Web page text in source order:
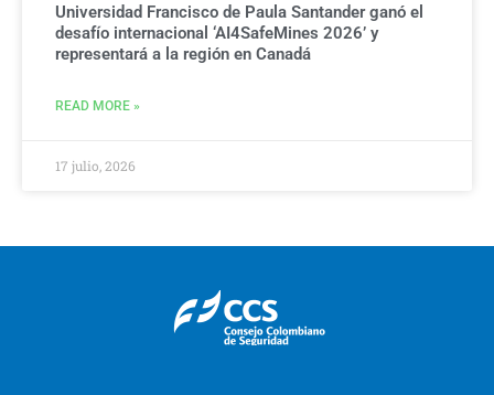
Universidad Francisco de Paula Santander ganó el
desafío internacional ‘AI4SafeMines 2026’ y
representará a la región en Canadá
READ MORE »
17 julio, 2026